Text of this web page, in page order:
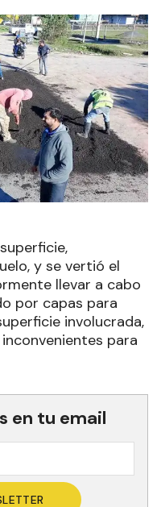
y se vertió el
llevar a cabo
por capas para
involucrada,
para
en tu email